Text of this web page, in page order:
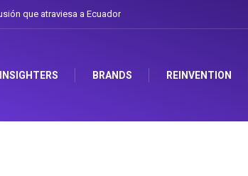
en Corporación Favorita
INSIGHTERS BRANDS REINVENTION